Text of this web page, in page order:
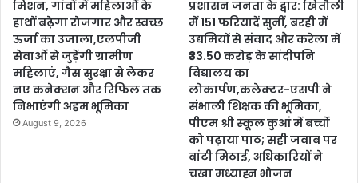
मिशन, गांवों में महिलाओं के
हाथों बढ़ेगा रोजगार और स्वच्छ
ऊर्जा का उजाला,एलपीजी
सेवाओं से जुड़ेंगी ग्रामीण
महिलाएं, गैस सुरक्षा से लेकर
नए कनेक्शन और रिफिल तक
निभाएंगी अहम भूमिका
August 9, 2026
प्रशासन जनता के द्वार: खितौली
में 151 फरियादें सुनीं, बरही में
उद्यमियों से संवाद और करेला में
₹33.50 करोड़ के सांदीपनि
विद्यालय का
लोकार्पण,कलेक्टर-एसपी ने
संभाली शिक्षक की भूमिका,
पीएम श्री स्कूल कुआं में बच्चों
को पढ़ाया पाठ; सही जवाब पर
बांटी मिठाई, अधिकारियों ने
चखा मध्याह्न भोजन